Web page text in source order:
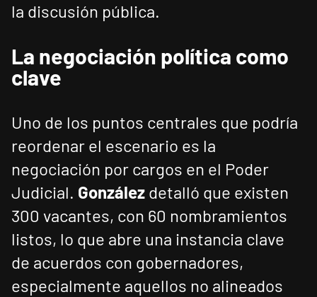
la discusión pública.
La negociación política como
clave
Uno de los puntos centrales que podría
reordenar el escenario es la
negociación por cargos en el Poder
Judicial. González detalló que existen
300 vacantes, con 60 nombramientos
listos, lo que abre una instancia clave
de acuerdos con gobernadores,
especialmente aquellos no alineados